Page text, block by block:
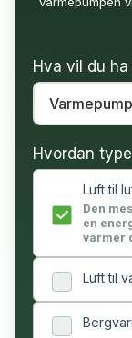
Hva vil du
Hvordan
Luft til
Den
en
varmer
Luft til